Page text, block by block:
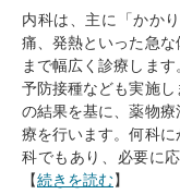
内科は、主に「かか
痛、発熱といった急
まで幅広く診療しま
予防接種なども実施
の結果を基に、薬物
療を行います。何科
科でもあり、必要に
【続きを読む】